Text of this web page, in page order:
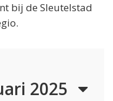
bij de Sleutelstad
2025